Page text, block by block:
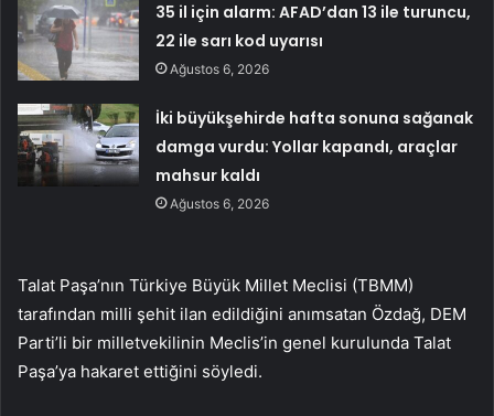
35 il için alarm: AFAD’dan 13 ile turuncu,
22 ile sarı kod uyarısı
Ağustos 6, 2026
İki büyükşehirde hafta sonuna sağanak
damga vurdu: Yollar kapandı, araçlar
mahsur kaldı
Ağustos 6, 2026
Talat Paşa’nın Türkiye Büyük Millet Meclisi (TBMM)
tarafından milli şehit ilan edildiğini anımsatan Özdağ, DEM
Parti’li bir milletvekilinin Meclis’in genel kurulunda Talat
Paşa’ya hakaret ettiğini söyledi.